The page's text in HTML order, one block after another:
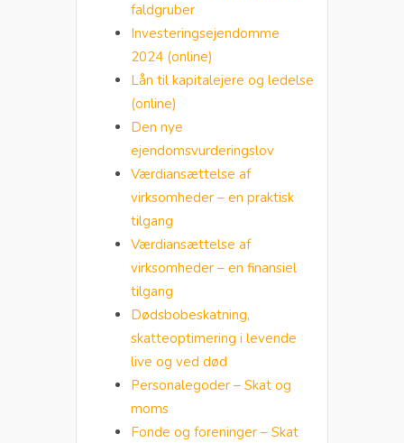
faldgruber
Investeringsejendomme
2024 (online)
Lån til kapitalejere og ledelse
(online)
Den nye
ejendomsvurderingslov
Værdiansættelse af
virksomheder – en praktisk
tilgang
Værdiansættelse af
virksomheder – en finansiel
tilgang
Dødsbobeskatning,
skatteoptimering i levende
live og ved død
Personalegoder – Skat og
moms
Fonde og foreninger – Skat